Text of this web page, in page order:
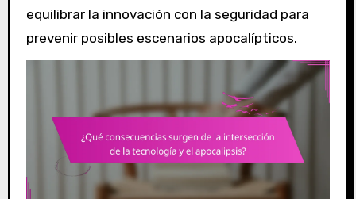
equilibrar la innovación con la seguridad para
prevenir posibles escenarios apocalípticos.